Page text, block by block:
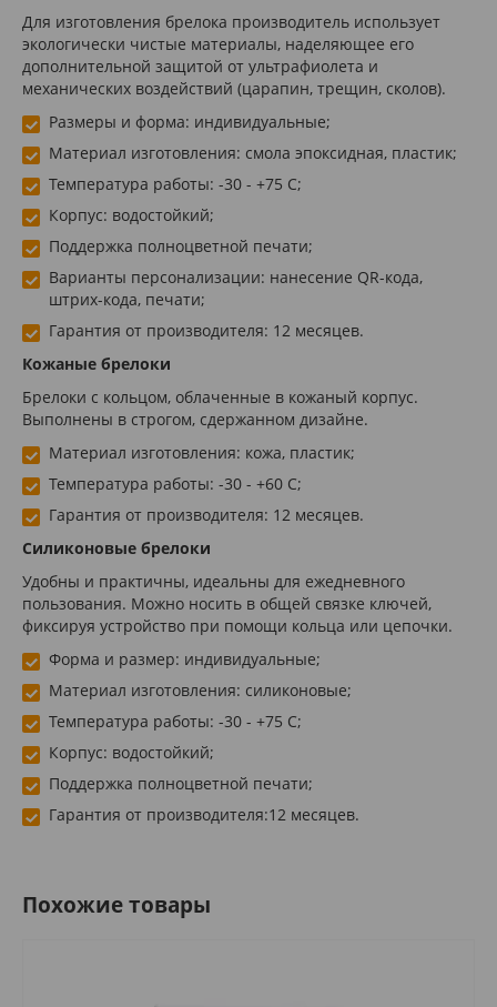
Для изготовления брелока производитель использует
экологически чистые материалы, наделяющее его
дополнительной защитой от ультрафиолета и
механических воздействий (царапин, трещин, сколов).
Размеры и форма: индивидуальные;
Материал изготовления: смола эпоксидная, пластик;
Температура работы: -30 - +75 С;
Корпус: водостойкий;
Поддержка полноцветной печати;
Варианты персонализации: нанесение QR-кода,
штрих-кода, печати;
Гарантия от производителя: 12 месяцев.
Кожаные брелоки
Брелоки с кольцом, облаченные в кожаный корпус.
Выполнены в строгом, сдержанном дизайне.
Материал изготовления: кожа, пластик;
Температура работы: -30 - +60 С;
Гарантия от производителя: 12 месяцев.
Силиконовые брелоки
Удобны и практичны, идеальны для ежедневного
пользования. Можно носить в общей связке ключей,
фиксируя устройство при помощи кольца или цепочки.
Форма и размер: индивидуальные;
Материал изготовления: силиконовые;
Температура работы: -30 - +75 С;
Корпус: водостойкий;
Поддержка полноцветной печати;
Гарантия от производителя:12 месяцев.
Похожие товары